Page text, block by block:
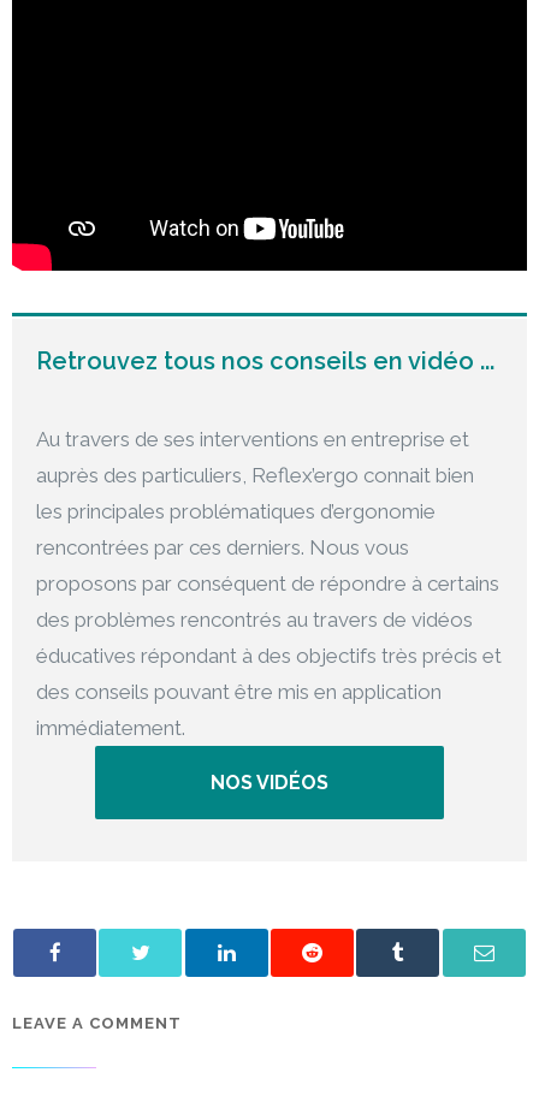
Retrouvez tous nos conseils en vidéo ...
Au travers de ses interventions en entreprise et
auprès des particuliers, Reflex’ergo connait bien
les principales problématiques d’ergonomie
rencontrées par ces derniers. Nous vous
proposons par conséquent de répondre à certains
des problèmes rencontrés au travers de vidéos
éducatives répondant à des objectifs très précis et
des conseils pouvant être mis en application
immédiatement.
NOS VIDÉOS
LEAVE A COMMENT